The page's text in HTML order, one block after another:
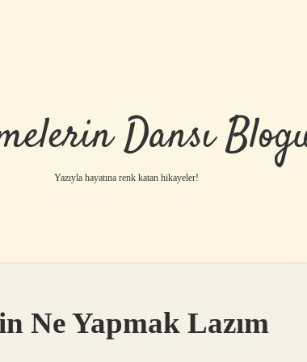
Dansı
Yazıyla hayatına renk katan hikayeler!
Ne Yapmak Lazım